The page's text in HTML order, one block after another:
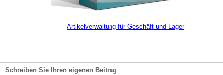
Artikelverwaltung für Geschäft und Lager
Schreiben Sie Ihren eigenen Beitrag